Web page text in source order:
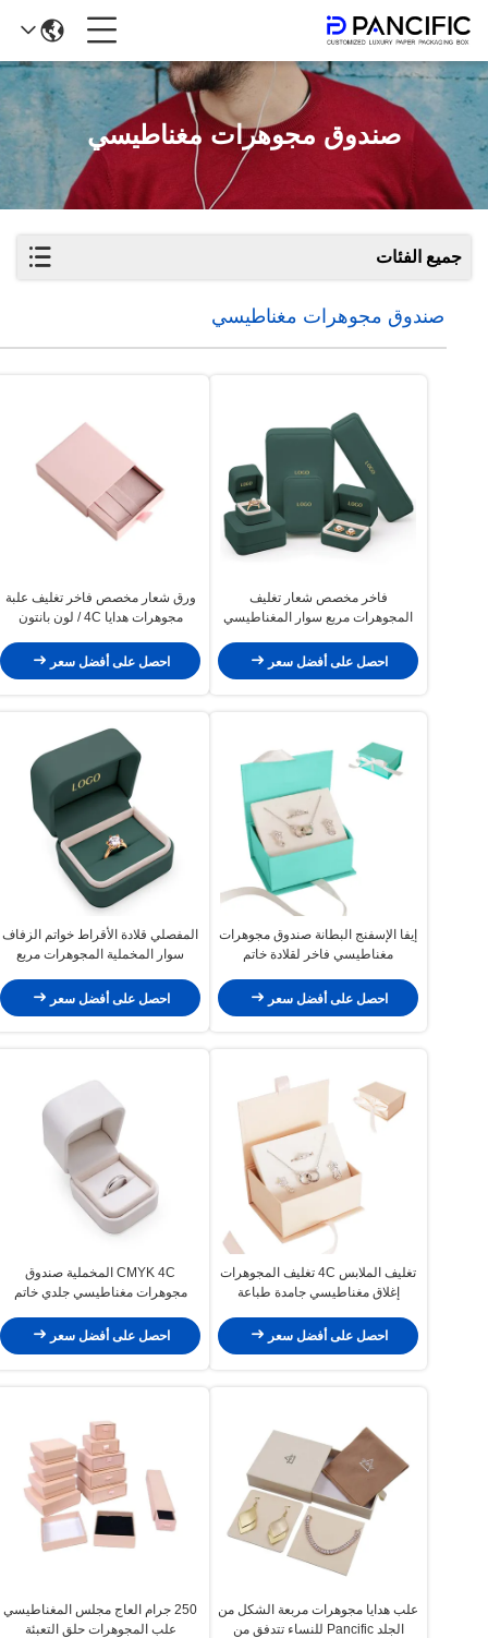
صندوق مجوهرات مغناطيسي
جميع الفئات
صندوق مجوهرات مغناطيسي
فاخر مخصص شعار تغليف
المجوهرات مربع سوار المغناطيسي
احصل على أفضل سعر
ورق شعار مخصص فاخر تغليف علبة
مجوهرات هدايا 4C / لون بانتون
احصل على أفضل سعر
إيفا الإسفنج البطانة صندوق مجوهرات
مغناطيسي فاخر لقلادة خاتم
احصل على أفضل سعر
المفصلي قلادة الأقراط خواتم الزفاف
سوار المخملية المجوهرات مربع
احصل على أفضل سعر
تغليف الملابس 4C تغليف المجوهرات
إغلاق مغناطيسي جامدة طباعة
احصل على أفضل سعر
CMYK 4C المخملية صندوق
مجوهرات مغناطيسي جلدي خاتم
احصل على أفضل سعر
علب هدايا مجوهرات مربعة الشكل من
الجلد Pancific للنساء تتدفق من
250 جرام العاج مجلس المغناطيسي
علب المجوهرات حلق التعبئة